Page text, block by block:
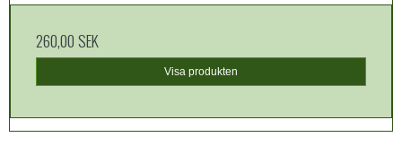
260,00 SEK
Visa produkten